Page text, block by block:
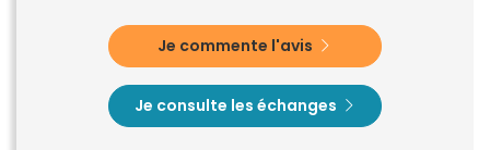
Je commente l'avis
Je consulte les échanges